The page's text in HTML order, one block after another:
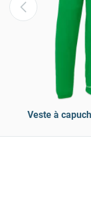
Veste à